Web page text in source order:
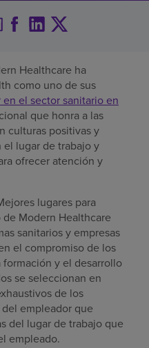
Healthcare ha
como uno de sus
el sector sanitario en
que honra a las
culturas positivas y
el lugar de trabajo y
ofrecer atención y
lugares para
Modern Healthcare
sanitarios y empresas
el compromiso de los
y el desarrollo
se seleccionan en
de los
empleador que
del lugar de trabajo que
empleado.